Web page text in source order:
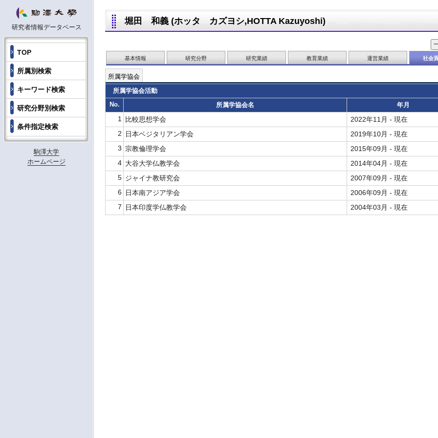
研究者情報データベース
TOP
所属別検索
キーワード検索
研究分野別検索
条件指定検索
駒澤大学
ホームページ
堀田 和義 (ホッタ カズヨシ,HOTTA Kazuyoshi)
基本情報 研究分野 研究業績 教育業績 運営業績 社会
所属学協会
所属学協会活動
No.
所属学協会名 年月
1 比較思想学会
2022年11月 - 現在
2
日本ベジタリアン学会
2019年10月 - 現在
3 宗教倫理学会
2015年09月 - 現在
4 大谷大学仏教学会
2014年04月 - 現在
5 ジャイナ教研究会
2007年09月 - 現在
6
日本南アジア学会
2006年09月 - 現在
7
日本印度学仏教学会 2004年03月 - 現在